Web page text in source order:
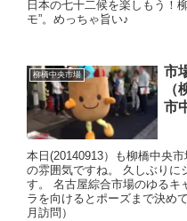
日本の七十二候を楽しもう！
モ”。めっちゃ旨い♪
柳橋中央市場
市
市
本日(20140913）も柳橋中央
の雰囲気ですね。 久しぶりに
す。 名古屋綜合市場のゆるキ
ラを向けるとポーズまで決め
月訪問）